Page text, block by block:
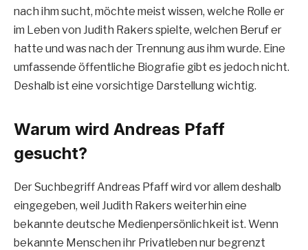
nach ihm sucht, möchte meist wissen, welche Rolle er
im Leben von Judith Rakers spielte, welchen Beruf er
hatte und was nach der Trennung aus ihm wurde. Eine
umfassende öffentliche Biografie gibt es jedoch nicht.
Deshalb ist eine vorsichtige Darstellung wichtig.
Warum wird Andreas Pfaff
gesucht?
Der Suchbegriff Andreas Pfaff wird vor allem deshalb
eingegeben, weil Judith Rakers weiterhin eine
bekannte deutsche Medienpersönlichkeit ist. Wenn
bekannte Menschen ihr Privatleben nur begrenzt